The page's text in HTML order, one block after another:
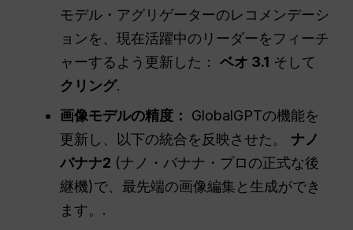
モデル・アグリゲーターのレコメンデーシ
ョンを、現在活躍中のリーダーをフィーチ
ャーするよう更新した：ベオ 3.1 そして
クリング.
画像モデルの精度：
GlobalGPTの機能を
更新し、以下の統合を反映させた。ナノ
バナナ2 (ナノ・バナナ・プロの正式な後
継機)で、最先端の画像編集と生成ができ
ます。.